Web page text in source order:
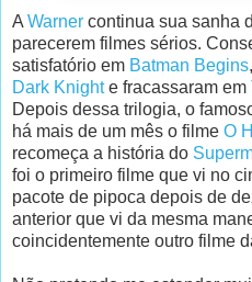
A Warner continua sua sanha
parecerem filmes sérios.
satisfatório em Batman Begins
Dark Knighte fracassaram em
Depois dessa trilogia, o
há mais de um mês o filme O
recomeça a história do
foi o primeiro filme que vi no
pacote de pipoca depois de
anterior que vi da mesma
coincidentemente outro filme